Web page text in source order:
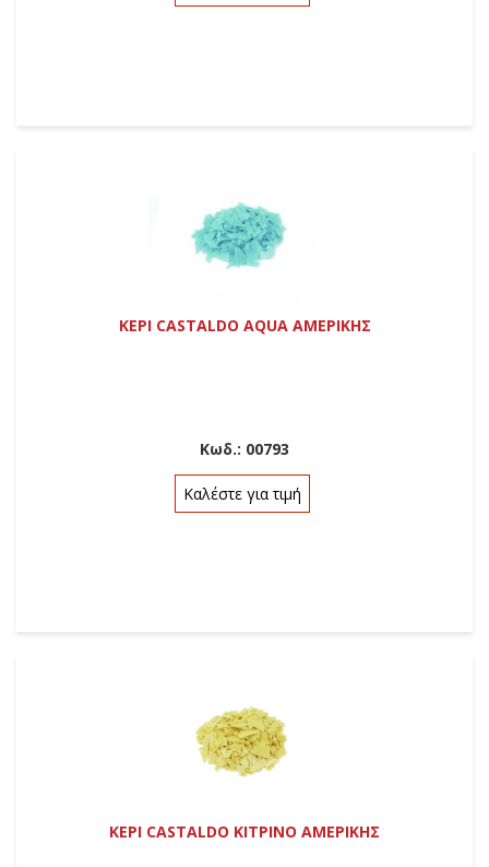
ΚΕΡΙ CASTALDO AQUA ΑΜΕΡΙΚΗΣ
Κωδ.: 00793
Καλέστε για τιμή
ΚΕΡΙ CASTALDO ΚΙΤΡΙΝΟ ΑΜΕΡΙΚΗΣ